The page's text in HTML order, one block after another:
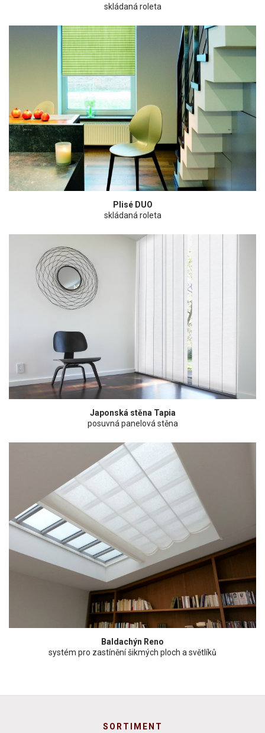
skládaná roleta
Plisé DUO
skládaná roleta
Japonská stěna Tapia
posuvná panelová stěna
Baldachýn Reno
systém pro zastínění šikmých ploch a světlíků
SORTIMENT